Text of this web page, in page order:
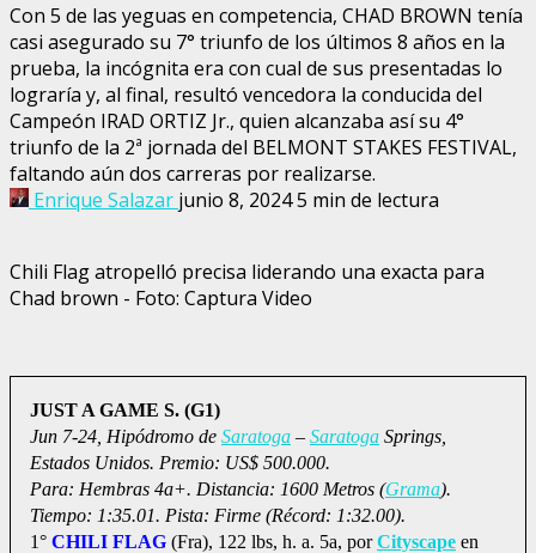
Con 5 de las yeguas en competencia, CHAD BROWN tenía
casi asegurado su 7° triunfo de los últimos 8 años en la
prueba, la incógnita era con cual de sus presentadas lo
lograría y, al final, resultó vencedora la conducida del
Campeón IRAD ORTIZ Jr., quien alcanzaba así su 4°
triunfo de la 2ª jornada del BELMONT STAKES FESTIVAL,
faltando aún dos carreras por realizarse.
Enrique Salazar junio 8, 20245 min de lectura
Chili Flag atropelló precisa liderando una exacta para
Chad brown - Foto: Captura Video
JUST A GAME S. (G1)
Jun 7-24, Hipódromo de Saratoga – Saratoga Springs,
Estados Unidos. Premio: US$ 500.000.
Para: Hembras 4a+. Distancia: 1600 Metros (Grama).
Tiempo: 1:35.01. Pista: Firme (Récord: 1:32.00).
1° CHILI FLAG (Fra), 122 lbs, h. a. 5a, porCityscape en